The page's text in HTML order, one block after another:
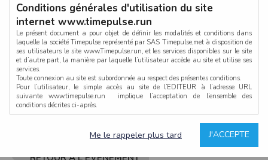
CONNEXION
RETOUR À L'ÉVÈNEMENT
Conditions générales d'utilisation du site
internet www.timepulse.run
Le présent document a pour objet de définir les modalités et conditions dans
laquelle la société Timepulse représenté par SAS Timepulse,met à disposition de
ses utilisateurs le site www.Timepulse.run, et les services disponibles sur le site
et d’autre part, la manière par laquelle l’utilisateur accède au site et utilise ses
services.
Toute connexion au site est subordonnée au respect des présentes conditions.
Pour l’utilisateur, le simple accès au site de l’EDITEUR à l’adresse URL
suivante www.timepulse.run implique l’acceptation de l’ensemble des
conditions décrites ci-après.
La structure générale du site www.timepulse.run, par quelque procédé que ce
soit, sans l'autorisation préalable et par écrit de Fourcherot Mickael et/ou de ses
J'ACCEPTE
Me le rappeler plus tard